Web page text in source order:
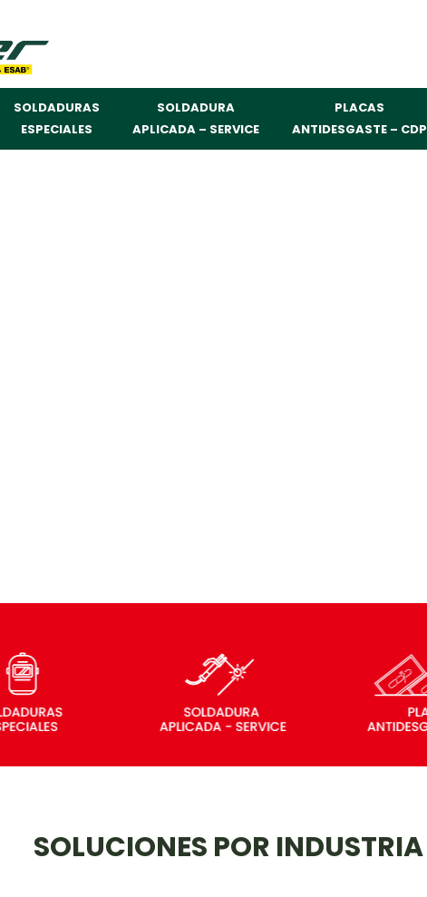
SOLDADURAS
ESPECIALES
SOLDADURA
APLICADA – SERVICE
PLACAS
ANTIDESGASTE – CDP
SOLUCIONES POR INDUSTRIA